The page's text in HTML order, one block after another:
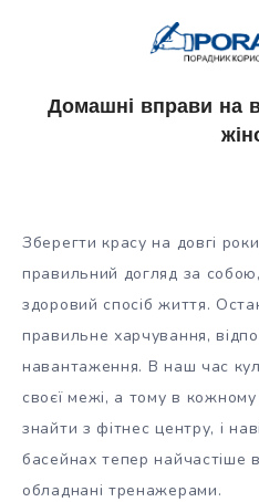
Домашні вправи на
Зберегти красу на довгі
правильний догляд за
здоровий спосіб життя.
правильне харчування,
навантаження. В наш час
своєї межі, а тому в кожному
знайти з фітнес центру, і
басейнах тепер найчастіше
обладнані тренажерами.